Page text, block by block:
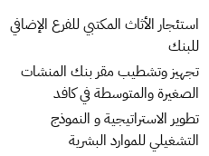
استئجار الأثاث المكتبي للفرع الإضافي
للبنك
تجهيز وتشطيب مقر بنك المنشات
الصغيرة والمتوسطة في كافد
تطوير الاستراتيجية و النموذج
التشغيلي للموارد البشرية